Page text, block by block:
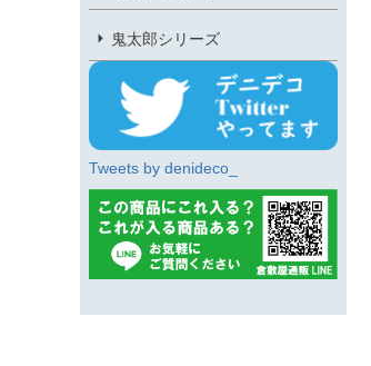
鬼太郎シリーズ
Tweets by denideco_